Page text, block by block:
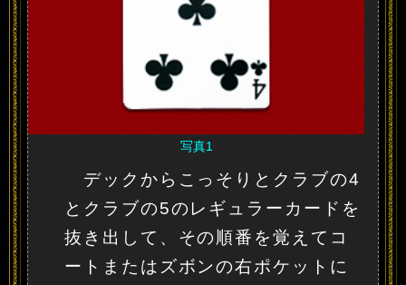
写真1
デックからこっそりとクラブの4
とクラブの5のレギュラーカードを
抜き出して、その順番を覚えてコ
ートまたはズボンの右ポケットに